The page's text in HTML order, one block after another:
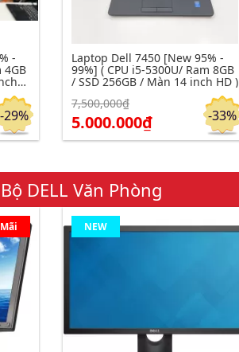
-
4GB
-29%
Click để xem chi tiết Đặt hàng
Laptop Dell 7450 [New 95% -
99%] ( CPU i5-5300U/ Ram 8GB
/ SSD 256GB / Màn 14 inch HD )
7,500,000₫
5.000.000₫ -33%
DELL Văn Phòng
NEW